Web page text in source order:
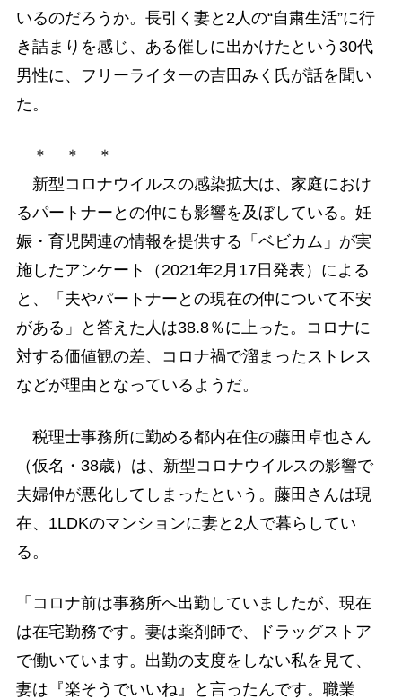
いるのだろうか。長引く妻と2人の“自粛生活”に行
き詰まりを感じ、ある催しに出かけたという30代
男性に、フリーライターの吉田みく氏が話を聞い
た。
＊ ＊ ＊
新型コロナウイルスの感染拡大は、家庭におけ
るパートナーとの仲にも影響を及ぼしている。妊
娠・育児関連の情報を提供する「ベビカム」が実
施したアンケート（2021年2月17日発表）による
と、「夫やパートナーとの現在の仲について不安
がある」と答えた人は38.8％に上った。コロナに
対する価値観の差、コロナ禍で溜まったストレス
などが理由となっているようだ。
税理士事務所に勤める都内在住の藤田卓也さん
（仮名・38歳）は、新型コロナウイルスの影響で
夫婦仲が悪化してしまったという。藤田さんは現
在、1LDKのマンションに妻と2人で暮らしてい
る。
「コロナ前は事務所へ出勤していましたが、現在
は在宅勤務です。妻は薬剤師で、ドラッグストア
で働いています。出勤の支度をしない私を見て、
妻は『楽そうでいいね』と言ったんです。職業